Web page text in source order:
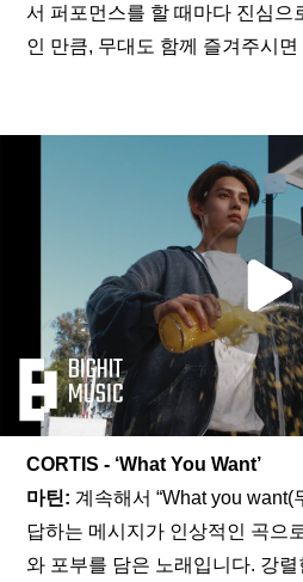
서 퍼포먼스를 할 때마다 진심으
인 만큼, 무대도 함께 즐겨주시
CORTIS - ‘What You Want’
마틴: 계속해서 “What you want(
답하는 메시지가 인상적인 곡으
와 포부를 담은 노래입니다. 강렬